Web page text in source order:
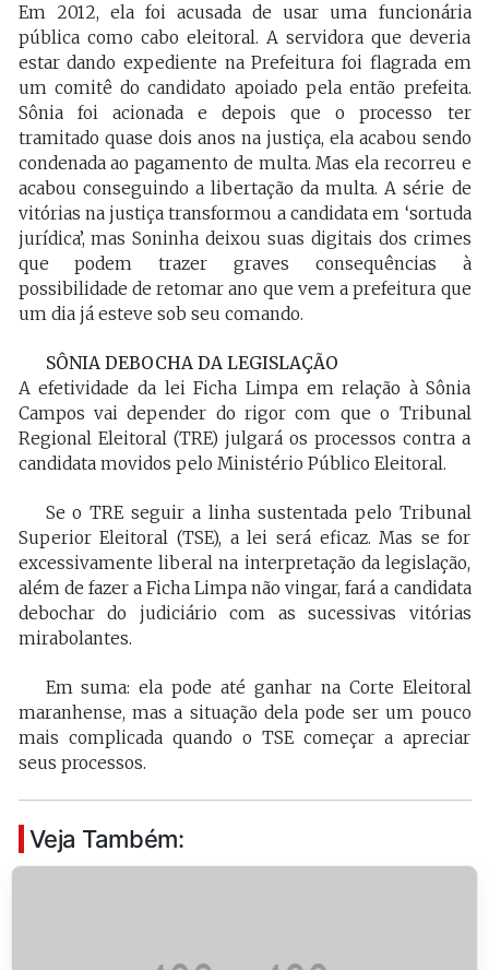
Em 2012, ela foi acusada de usar uma funcionária
pública como cabo eleitoral. A servidora que deveria
estar dando expediente na Prefeitura foi flagrada em
um comitê do candidato apoiado pela então prefeita.
Sônia foi acionada e depois que o processo ter
tramitado quase dois anos na justiça, ela acabou sendo
condenada ao pagamento de multa. Mas ela recorreu e
acabou conseguindo a libertação da multa. A série de
vitórias na justiça transformou a candidata em ‘sortuda
jurídica’, mas Soninha deixou suas digitais dos crimes
que podem trazer graves consequências à
possibilidade de retomar ano que vem a prefeitura que
um dia já esteve sob seu comando.
SÔNIA DEBOCHA DA LEGISLAÇÃO
A efetividade da lei Ficha Limpa em relação à Sônia
Campos vai depender do rigor com que o Tribunal
Regional Eleitoral (TRE) julgará os processos contra a
candidata movidos pelo Ministério Público Eleitoral.
Se o TRE seguir a linha sustentada pelo Tribunal
Superior Eleitoral (TSE), a lei será eficaz. Mas se for
excessivamente liberal na interpretação da legislação,
além de fazer a Ficha Limpa não vingar, fará a candidata
debochar do judiciário com as sucessivas vitórias
mirabolantes.
Em suma: ela pode até ganhar na Corte Eleitoral
maranhense, mas a situação dela pode ser um pouco
mais complicada quando o TSE começar a apreciar
seus processos.
Veja Também: